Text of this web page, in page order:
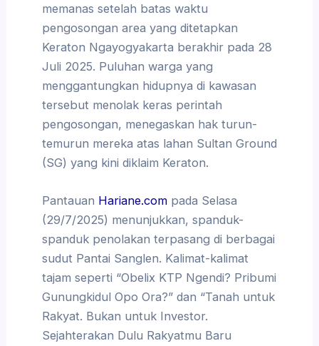
memanas setelah batas waktu
pengosongan area yang ditetapkan
Keraton Ngayogyakarta berakhir pada 28
Juli 2025. Puluhan warga yang
menggantungkan hidupnya di kawasan
tersebut menolak keras perintah
pengosongan, menegaskan hak turun-
temurun mereka atas lahan Sultan Ground
(SG) yang kini diklaim Keraton.
Pantauan Hariane.compada Selasa
(29/7/2025) menunjukkan, spanduk-
spanduk penolakan terpasang di berbagai
sudut Pantai Sanglen. Kalimat-kalimat
tajam seperti “Obelix KTP Ngendi? Pribumi
Gunungkidul Opo Ora?” dan “Tanah untuk
Rakyat. Bukan untuk Investor.
Sejahterakan Dulu Rakyatmu Baru